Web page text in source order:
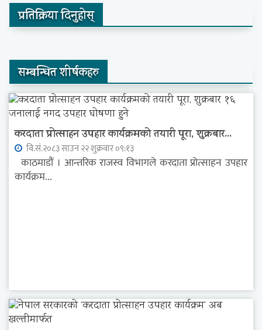
प्रतिक्रिया दिनुहोस्
सम्बन्धित शीर्षकहरु
करदाता प्रोत्साहन उपहार कार्यक्रमको तयारी पूरा, शुक्रबार...
वि.सं.२०८३ साउन २२ शुक्रवार ०९:१३
काठमाडौं । आन्तरिक राजस्व विभागले करदाता प्रोत्साहन उपहार
कार्यक्रम...